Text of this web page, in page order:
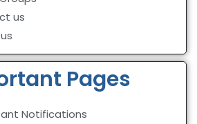
us
Pages
Notifications